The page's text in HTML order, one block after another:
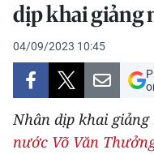
KINH TẾ
VĂN HÓA
XÃ HỘI
PHÁP LUẬT
dịp khai giảng
04/09/2023 10:45
Nhân dịp khai giảng
nước Võ Văn